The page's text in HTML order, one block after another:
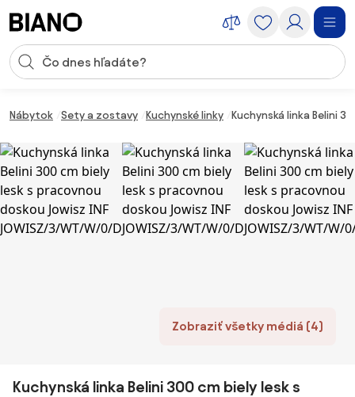
Vstup pre vyhľadávanie
Nábytok Sety a zostavy Kuchynské linky Kuchynská linka Belini
Zobraziť všetky médiá (4)
Kuchynská linka Belini 300 cm biely lesk s